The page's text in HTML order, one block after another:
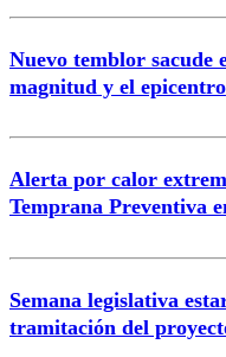
Nuevo temblor sacude
magnitud y el epicentro
Alerta por calor
Temprana Preventiva
Semana legislativa
tramitación del